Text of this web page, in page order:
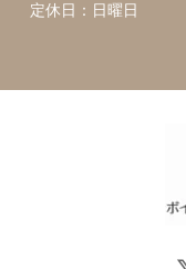
定休日：日曜日